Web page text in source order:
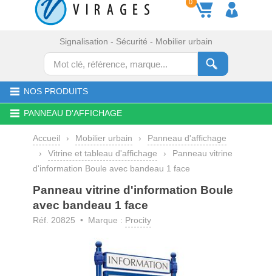
0
Signalisation - Sécurité - Mobilier urbain
NOS PRODUITS
PANNEAU D'AFFICHAGE
Accueil › Mobilier urbain ›
Panneau d'affichage
›
Vitrine et tableau d'affichage ›
Panneau vitrine
d'information Boule avec bandeau 1 face
Panneau vitrine d'information Boule
avec bandeau 1 face
Réf. 20825 • Marque : Procity